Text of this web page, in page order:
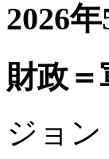
2026
財政
ジョ